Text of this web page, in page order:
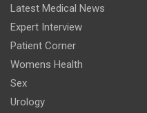
Latest Medical News
Expert Interview
Patient Corner
Womens Health
Sex
Urology